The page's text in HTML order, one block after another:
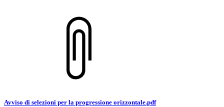
Avviso di selezioni per la progressione orizzontale.pdf